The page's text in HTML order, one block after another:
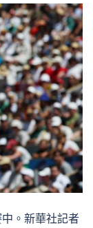
。新華社記者